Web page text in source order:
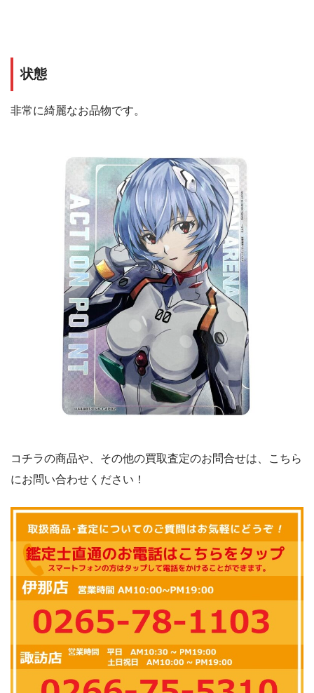
状態
非常に綺麗なお品物です。
コチラの商品や、その他の買取査定のお問合せは、こちら
にお問い合わせください！